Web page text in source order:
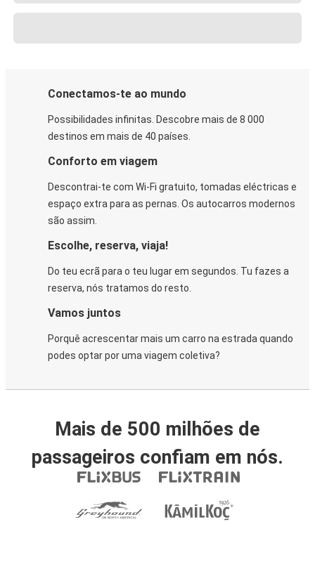
Conectamos-te ao mundo
Possibilidades infinitas. Descobre mais de 8 000
destinos em mais de 40 países.
Conforto em viagem
Descontrai-te com Wi-Fi gratuito, tomadas eléctricas e
espaço extra para as pernas. Os autocarros modernos
são assim.
Escolhe, reserva, viaja!
Do teu ecrã para o teu lugar em segundos. Tu fazes a
reserva, nós tratamos do resto.
Vamos juntos
Porquê acrescentar mais um carro na estrada quando
podes optar por uma viagem coletiva?
Mais de 500 milhões de
passageiros confiam em nós.